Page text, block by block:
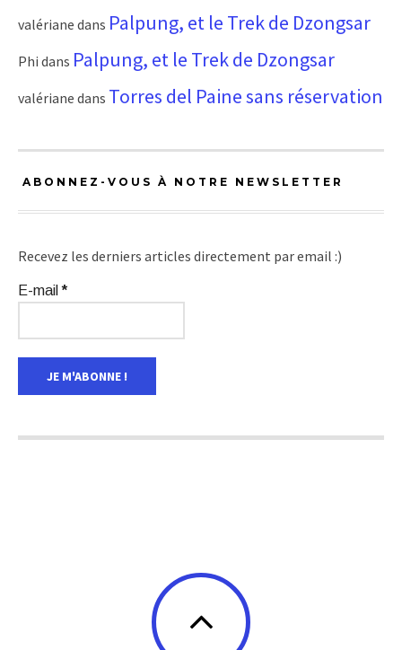
valériane dans Palpung, et le Trek de Dzongsar
Phi dans Palpung, et le Trek de Dzongsar
valériane dans Torres del Paine sans réservation
ABONNEZ-VOUS À NOTRE NEWSLETTER
Recevez les derniers articles directement par email :)
E-mail*